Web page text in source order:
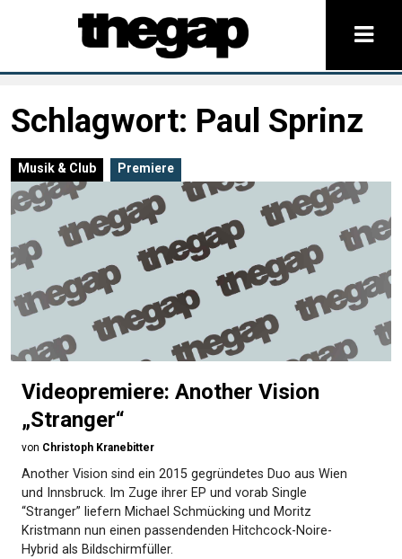
Schlagwort: Paul Sprinz
Musik & Club Premiere
Videopremiere: Another Vision
„Stranger“
von Christoph Kranebitter
Another Vision sind ein 2015 gegründetes Duo aus Wien
und Innsbruck. Im Zuge ihrer EP und vorab Single
“Stranger” liefern Michael Schmücking und Moritz
Kristmann nun einen passendenden Hitchcock-Noire-
Hybrid als Bildschirmfüller.